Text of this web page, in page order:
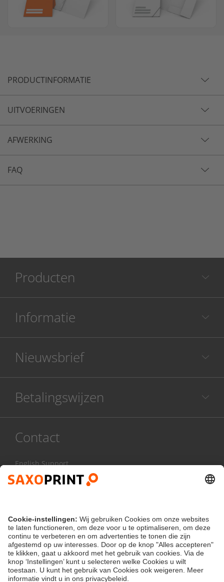
PRODUCTINFORMATIE
UITVOERINGEN
AFWERKING
FAQ
Producten
Informatie
Nieuwsbrief
Betalingswijzen
Contact
English Support
Contactformulier
klantenservice@saxoprint.nl